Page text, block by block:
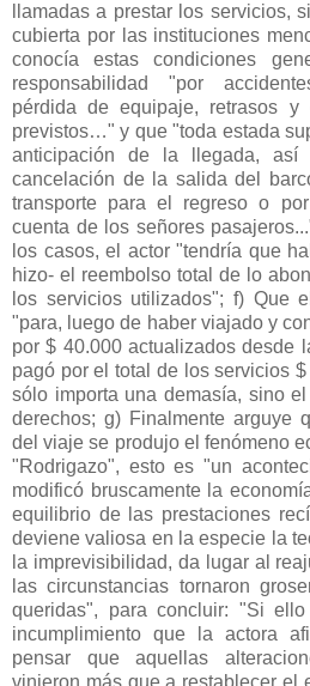
llamadas a prestar los servicios,
cubierta por las instituciones
conocía estas condiciones
responsabilidad "por
pérdida de equipaje, retrasos y
previstos…" y que "toda estada
anticipación de la llegada,
cancelación de la salida del
transporte para el regreso o
cuenta de los señores
los casos, el actor "tendría que
hizo- el reembolso total de lo
los servicios utilizados"; f) Que
"para, luego de haber viajado y
por $ 40.000 actualizados desde
pagó por el total de los servicios
sólo importa una demasía, sino
derechos; g) Finalmente arguye
del viaje se produjo el fenómeno
"Rodrigazo", esto es "un
modificó bruscamente la
equilibrio de las prestaciones
deviene valiosa en la especie la
la imprevisibilidad, da lugar al
las circunstancias tornaron
queridas", para concluir: "Si
incumplimiento que la actora
pensar que aquellas